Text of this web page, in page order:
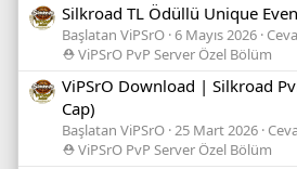
Silkroad TL Ödüllü Unique
Başlatan ViPSrO 6 Mayıs 2026
⛑️ ViPSrO PvP Server Özel Bölüm
ViPSrO Download | Silkroad
Cap)
Başlatan ViPSrO 25 Mart 2026
⛑️ ViPSrO PvP Server Özel Bölüm